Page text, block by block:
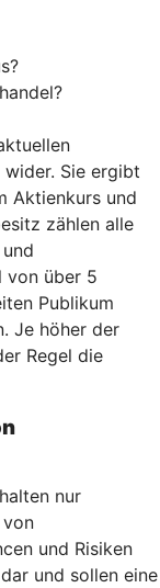
Sie ergibt
Aktienkurs und
zählen alle
von über 5
Publikum
Je höher der
Regel die
nur
und Risiken
und sollen eine